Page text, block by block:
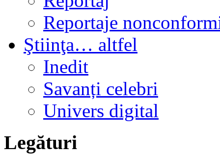
Reportaje
Ştiinţa… altfel
Inedit
Savanți celebri
Univers digital
Legături